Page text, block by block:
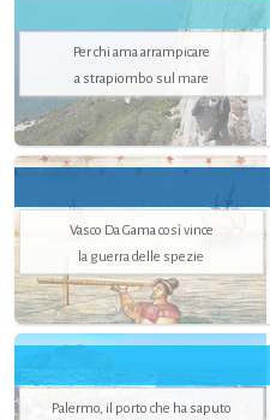
Per chi ama arrampicare
a strapiombo sul mare
Vasco Da Gama così vince
la guerra delle spezie
Palermo, il porto che ha saputo